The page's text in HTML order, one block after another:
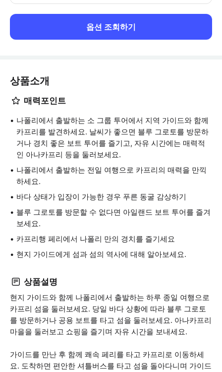
옵션 조회하기
상품소개
매력포인트
나폴리에서 출발하는 소 그룹 투어에서 지역 가이드와 함께
카프리를 발견하세요. 날씨가 좋으면 블루 그로토를 방문하
거나 경치 좋은 보트 투어를 즐기고, 자유 시간에는 매력적
인 아나카프리 등을 둘러보세요.
나폴리에서 출발하는 전일 여행으로 카프리의 매력을 만끽
하세요.
바다 상태가 입장이 가능한 경우 푸른 동굴 감상하기
블루 그로토를 방문할 수 없다면 아일랜드 보트 투어를 즐겨
보세요.
카프리행 페리에서 나폴리 만의 경치를 즐기세요
현지 가이드에게 섬과 섬의 역사에 대해 알아보세요.
상품설명
현지 가이드와 함께 나폴리에서 출발하는 하루 종일 여행으로
카프리 섬을 둘러보세요. 당일 바다 상황에 따라 블루 그로토
를 방문하거나 공용 보트를 타고 섬을 둘러보세요. 아나카프리
마을을 둘러보고 쇼핑을 즐기며 자유 시간을 보내세요.
가이드를 만난 후 함께 쾌속 페리를 타고 카프리로 이동하세
요. 도착하면 편안한 셔틀버스를 타고 섬을 돌아다니며 가이드